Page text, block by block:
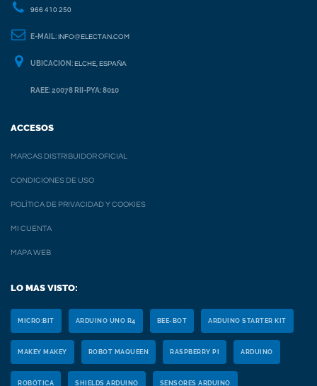
966 410 250
E-MAIL: INFO@ELECTAN.COM
UBICACION: ELCHE, ESPAÑA
RAEE: 20078 RII-PYA: 8010
ACCESOS
MARCAS DISTRIBUIDOR OFICIAL
CONDICIONES DE USO
POLÍTICA DE PRIVACIDAD Y COOKIES
MI CUENTA
MAPA WEB
LO MAS VISTO:
MICRO:BIT ARDUINO UNO R4 BEE-BOT ARDUINO STARTER KIT
MAKEY MAKEY ROBOT MAQUEEN RASPBERRY PI ARDUINO
ROBÓTICA SHIELDS ARDUINO SENSORES ARDUINO